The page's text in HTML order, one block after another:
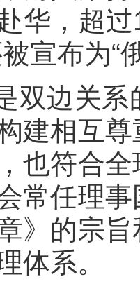
华，超过
被宣布为“
双边 关系
建相互尊
也符合
常任理
》的宗
体系。